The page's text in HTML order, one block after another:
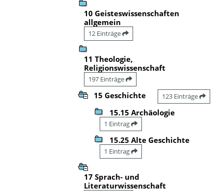
10 Geisteswissenschaften
allgemein
12 Einträge
11 Theologie,
Religionswissenschaft
197 Einträge
15 Geschichte 123 Einträge
15.15 Archäologie
1 Eintrag
15.25 Alte Geschichte
1 Eintrag
17 Sprach- und
Literaturwissenschaft